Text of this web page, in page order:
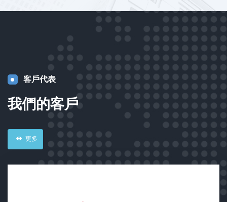
客戶代表
我們的客戶
更多